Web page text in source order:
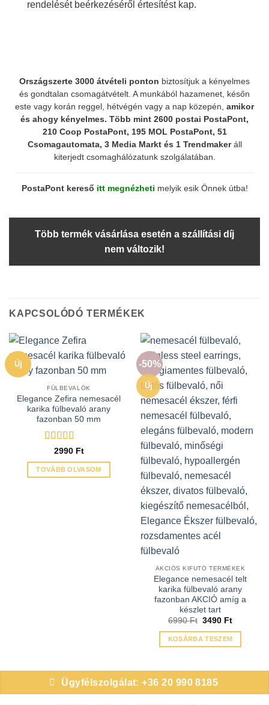
rendelését beérkezéséről értesítést kap.
Országszerte 3000 átvételi ponton biztosítjuk a kényelmes
és gondtalan csomagátvételt. A munkából hazamenet, későn
este vagy korán reggel, hétvégén vagy a nap közepén, amikor
és ahogy kényelmes. Több mint 2600 postai PostaPont,
210 Coop PostaPont, 195 MOL PostaPont, 51
Csomagautomata, 3 Media Markt és 1 Trendmakeráll
kiterjedt csomaghálózatunk szolgálatában.
PostaPont kereső itt megnézheti melyik esik Önnek útba!
Több termék vásárlása esetén a szállítási díj
nem változik!
KAPCSOLÓDÓ TERMÉKEK
Új
FÜLBEVALÓK
Elegance Zefira nemesacél
karika fülbevaló arany
fazonban 50 mm
Értékelés:
/ 5
2990 Ft
TOVÁBB OLVASOM
-50%
Új
AKCIÓS KIFUTÓ TERMÉKEK
Elegance nemesacél telt
karika fülbevaló arany
fazonban AKCIÓ amíg a
készlet tart
6990Ft Original
was:
6990 Ft.
3490 FtCurrent
is:
3490 Ft.
KOSÁRBA TESZEM
Ügyfélszolgálat: +36 20 990 8185